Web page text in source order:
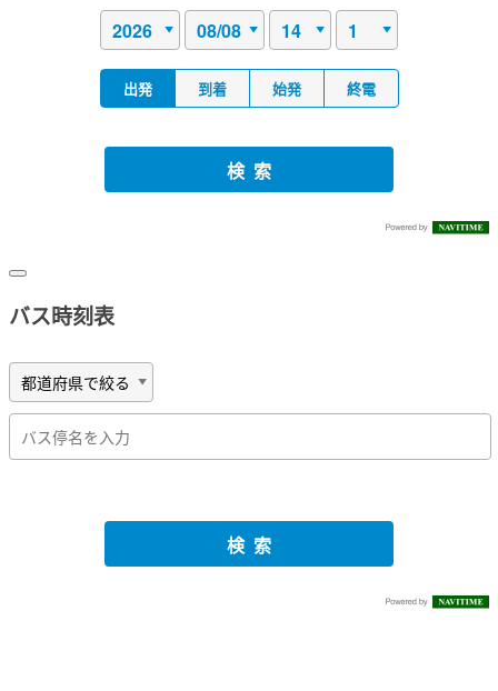
出発 到着 始発 終電
検索
バス時刻表
検索